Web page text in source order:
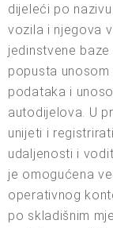
dijeleći po
vozila i njegova
jedinstvene
popusta
podataka i
autodijelova. U
unijeti i
udaljenosti i
je omogućena
operativnog
po skladišnim